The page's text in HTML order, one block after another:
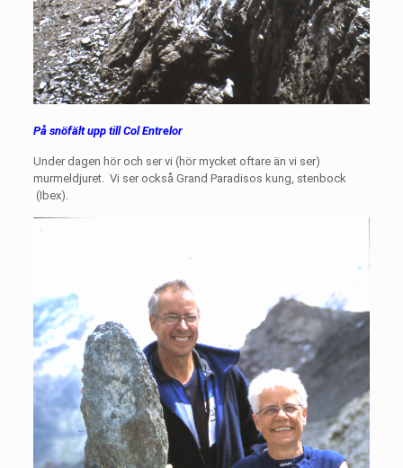
På snöfält upp till Col Entrelor
Under dagen hör och ser vi (hör mycket oftare än vi ser)
murmeldjuret. Vi ser också Grand Paradisos kung, stenbock
(Ibex).